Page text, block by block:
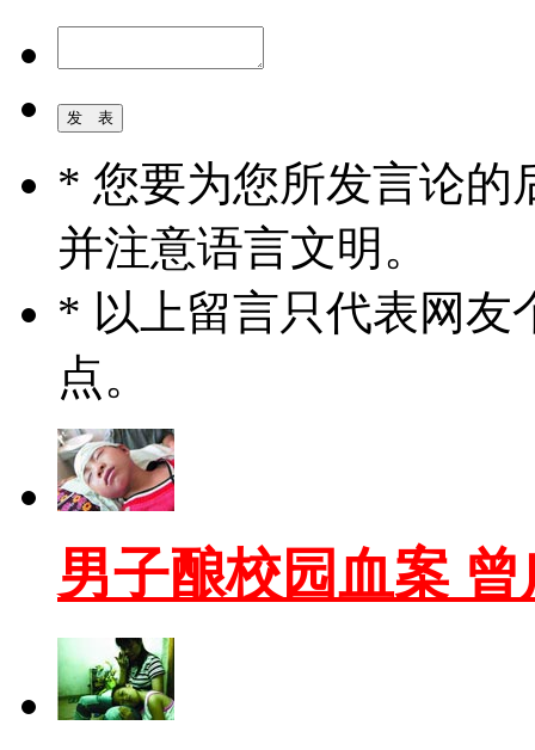
* 您要为您所发言论的
并注意语言文明。
* 以上留言只代表网友
点。
男子酿校园血案